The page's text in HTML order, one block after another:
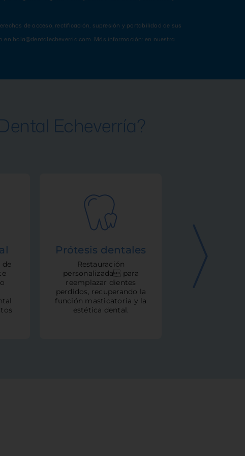
de acceso, rectificación, supresión y portabilidad de sus
hola@dentalecheverria.com. Más información: en nuestra
Echeverría?
de
Prótesis dentales
Restauración
personalizada para
reemplazar dientes
perdidos, recuperando la
función masticatoria y la
estética dental.
Estética
Mejora la
tu sonrisa